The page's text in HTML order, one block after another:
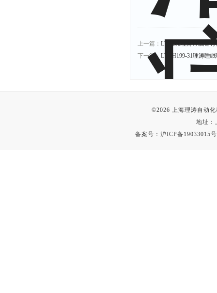
上一篇： LT-Z202理涛带线锚
下一篇： LT-ZH199-31理涛睡
©2026 上海理涛自动
地址：
备案号： 沪ICP备19033015